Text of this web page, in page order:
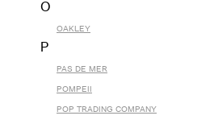
O
OAKLEY
P
PAS DE MER
POMPEII
POP TRADING COMPANY